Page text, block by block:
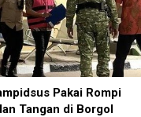
Pakai Rompi
Tangan di Borgol